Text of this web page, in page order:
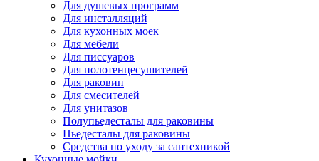
Для душевых программ
Для инсталляций
Для кухонных моек
Для мебели
Для писсуаров
Для полотенцесушителей
Для раковин
Для смесителей
Для унитазов
Полупьедесталы для раковины
Пьедесталы для раковины
Средства по уходу за сантехникой